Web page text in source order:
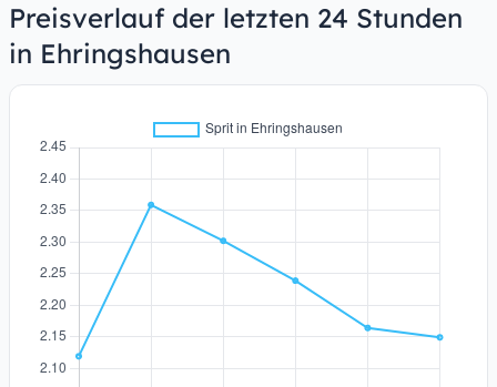
Preisverlauf der letzten 24 Stunden
in Ehringshausen